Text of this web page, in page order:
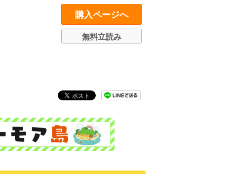
購入ページへ
無料立読み